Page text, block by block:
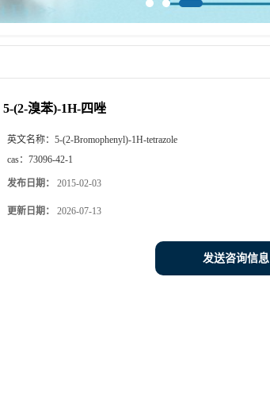
5-(2-溴苯)-1H-四唑
英文名称： 5-(2-Bromophenyl)-1H-tetrazole
cas： 73096-42-1
发布日期： 2015-02-03
更新日期： 2026-07-13
发送咨询信息